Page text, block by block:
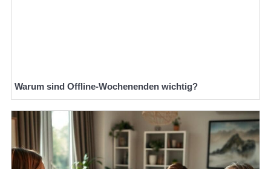
Warum sind Offline-Wochenenden wichtig?